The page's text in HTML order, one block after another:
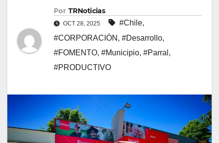
Por TRNoticias
OCT 28, 2025 #Chile,
#CORPORACIÓN , #Desarrollo,
#FOMENTO, #Municipio, #Parral ,
#PRODUCTIVO